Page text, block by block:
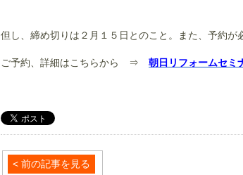
但し、締め切りは２月１５日とのこと。また、予約が
ご予約、詳細はこちらから ⇒ 朝日リフォームセミ
< 前の記事を見る